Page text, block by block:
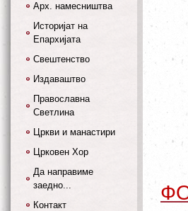
Арх. намесништва
Историјат на
Епархијата
Свештенство
Издаваштво
Православна
Светлина
Цркви и манастири
Црковен Хор
Да направиме
заедно...
Контакт